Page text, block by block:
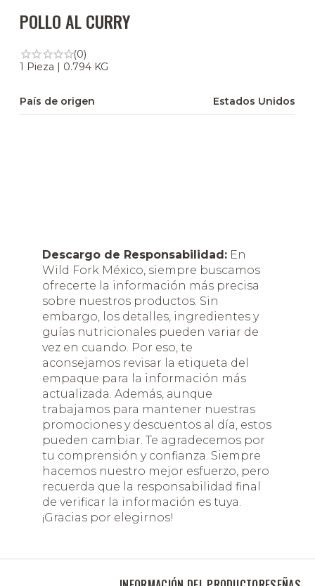
POLLO AL CURRY
(0)
1 Pieza | 0.794 KG
País de origen Estados Unidos
Descargo de Responsabilidad: En
Wild Fork México, siempre buscamos
ofrecerte la información más precisa
sobre nuestros productos. Sin
embargo, los detalles, ingredientes y
guías nutricionales pueden variar de
vez en cuando. Por eso, te
aconsejamos revisar la etiqueta del
empaque para la información más
actualizada. Además, aunque
trabajamos para mantener nuestras
promociones y descuentos al día, estos
pueden cambiar. Te agradecemos por
tu comprensión y confianza. Siempre
hacemos nuestro mejor esfuerzo, pero
recuerda que la responsabilidad final
de verificar la información es tuya.
¡Gracias por elegirnos!